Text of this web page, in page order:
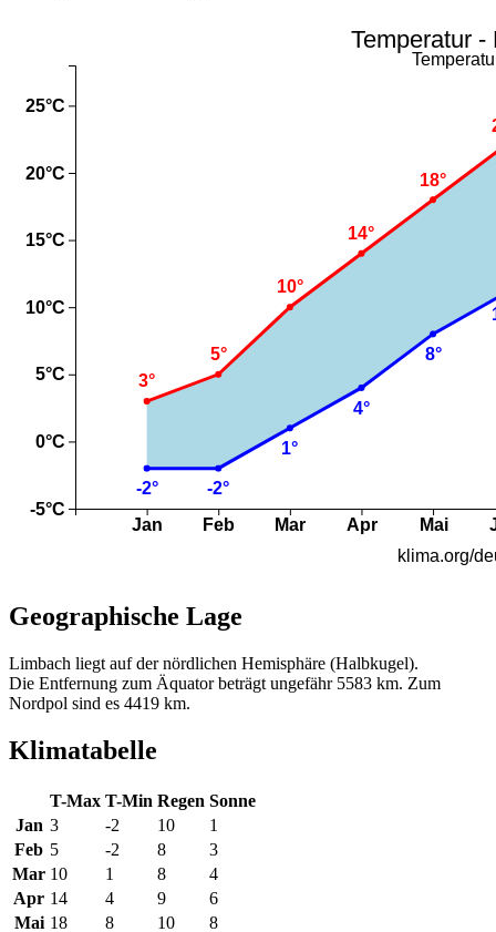
Geographische Lage
Limbach liegt auf der nördlichen Hemisphäre (Halbkugel).
Die Entfernung zum Äquator beträgt ungefähr 5583 km. Zum
Nordpol sind es 4419 km.
Klimatabelle
T-Max T-Min Regen Sonne
Jan 3 -2 10
1
Feb 5 -2 8
3
Mar 10 1 8
4
Apr 14 4 9
6
Mai 18 8 10 8